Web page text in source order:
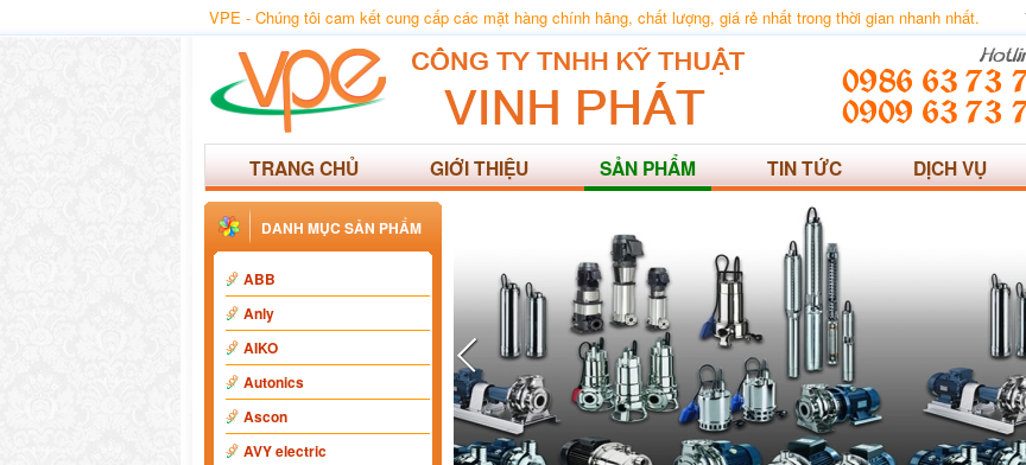
VPE - Chúng tôi cam kết cung cấp các mặt hàng chính hãng, chất lượng, giá rẻ nhất trong thời gian nhanh nhất.
TRANG CHỦ GIỚI THIỆU SẢN PHẨM TIN TỨC DỊCH VỤ
DANH MỤC SẢN PHẨM
ABB
Anly
AIKO
Autonics
Ascon
AVY electric